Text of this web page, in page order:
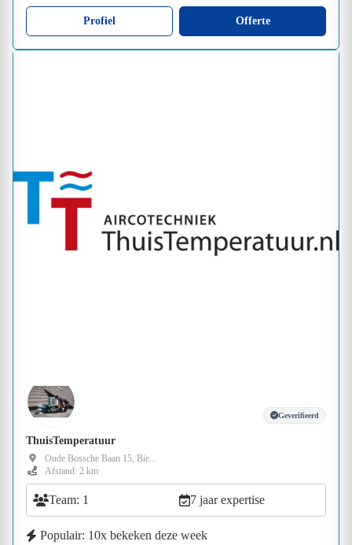
Profiel Offerte
Geverifieerd
ThuisTemperatuur
Oude Bossche Baan 15, Bie...
Afstand: 2 km
Team: 1 7 jaar expertise
Populair: 10x bekeken deze week